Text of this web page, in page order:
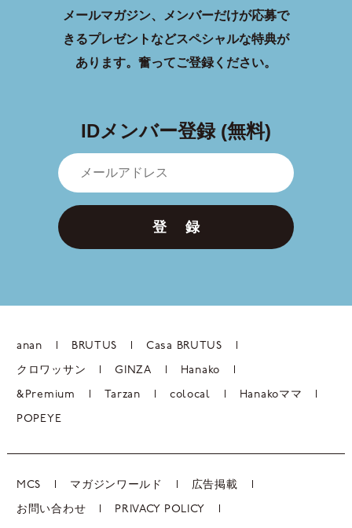
メールマガジン、メンバーだけが応募で
きるプレゼントなどスペシャルな特典が
あります。 奮ってご登録ください。
IDメンバー登録 (無料)
登 録
anan BRUTUS Casa BRUTUS
クロワッサン GINZA Hanako
&Premium Tarzan colocal Hanakoママ
POPEYE
MCS マガジンワールド 広告掲載
お問い合わせ PRIVACY POLICY